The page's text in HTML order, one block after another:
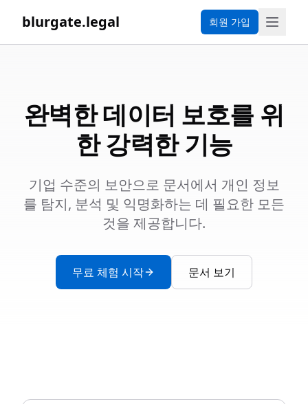
blurgate.legal 회원 가입
완벽한 데이터 보호를 위
한 강력한 기능
기업 수준의 보안으로 문서에서 개인 정보
를 탐지, 분석 및 익명화하는 데 필요한 모든
것을 제공합니다.
무료 체험 시작 문서 보기